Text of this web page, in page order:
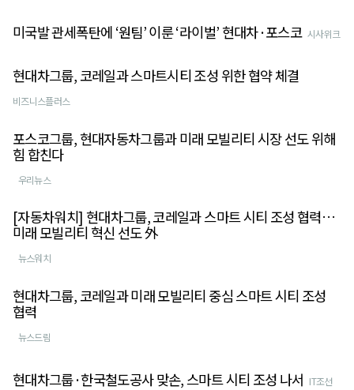
미국발 관세폭탄에 ‘원팀’ 이룬 ‘라이벌’ 현대차·포스코 시사위크
현대차그룹, 코레일과 스마트시티 조성 위한 협약 체결
비즈니스플러스
포스코그룹, 현대자동차그룹과 미래 모빌리티 시장 선도 위해
힘 합친다
우리뉴스
[자동차워치] 현대차그룹, 코레일과 스마트 시티 조성 협력…
미래 모빌리티 혁신 선도 外
뉴스워치
현대차그룹, 코레일과 미래 모빌리티 중심 스마트 시티 조성
협력
뉴스드림
현대차그룹·한국철도공사 맞손, 스마트 시티 조성 나서 IT조선